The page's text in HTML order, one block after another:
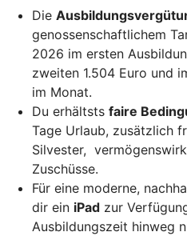
Die
genossenschaftlichem
2026 im ersten
zweiten 1.504 Euro und
im Monat.
Du erhältsts faire
Tage Urlaub, zusätzlich
Silvester,
Zuschüsse.
Für eine moderne,
dir ein iPad zur
Ausbildungszeit hinweg